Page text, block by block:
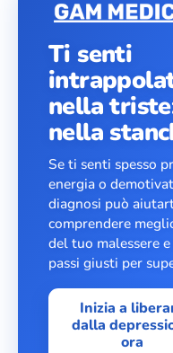
Ti senti
nella
nella
Se ti senti spesso
energia o
diagnosi può
comprendere
del tuo malessere
passi giusti per
Inizia a
dalla
ora